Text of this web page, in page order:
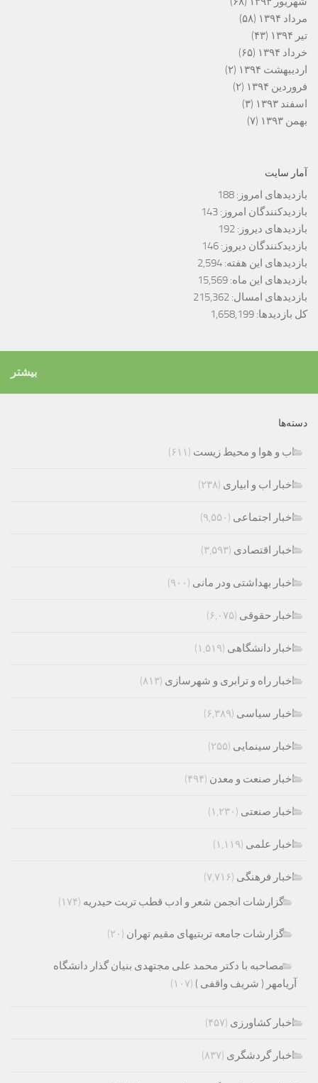
مرداد ۱۳۹۴
(۵۸)
تیر ۱۳۹۴
(۴۳)
خرداد ۱۳۹۴
(۶۵)
اردیبهشت ۱۳۹۴
(۲)
فروردین ۱۳۹۴
(۲)
اسفند ۱۳۹۳
(۳)
بهمن ۱۳۹۳
(۷)
آمار سایت
بازدیدهای امروز: 188
بازدیدکنندگان امروز: 143
بازدیدهای دیروز: 192
بازدیدکنندگان دیروز: 146
بازدیدهای این هفته: 2,594
بازدیدهای این ماه: 15,569
بازدیدهای امسال: 215,362
کل بازدیدها: 1,658,199
بیشتر
دسته‌ها
اب و هوا و محیط زیست (۶۱۱)
اخبار اب و ابیاری (۲۳۸)
اخبار اجتماعی (۹,۵۵۰)
اخبار اقتصادی (۳,۵۹۳)
اخبار بهداشتی ودر مانی (۹۰۰)
اخبار حقوقی (۶,۰۷۵)
اخبار دانشگاهی (۱,۵۱۹)
اخبار راه و ترابری و شهرسازی (۸۱۳)
اخبار سیاسی (۶,۳۸۹)
اخبار سینمایی (۲۵۵)
اخبار صنعت و معدن (۴۹۴)
اخبار صنعتی (۱,۲۳۰)
اخبار علمی (۱,۱۱۹)
اخبار فرهنگی (۷,۷۱۶)
گزارشات انجمن شعر و ادب قطب تربت حیدریه (۱۷۴)
گزارشات جامعه تربتیهای مقیم تهران (۲۰)
مصاحبه با دکتر محمد علی مجتهدی بنیان گذار دانشگاه
آریامهر ( شریف واقفی ) (۱۰۷)
اخبار کشاورزی (۴۵۷)
اخبار گردشگری (۸۳۷)